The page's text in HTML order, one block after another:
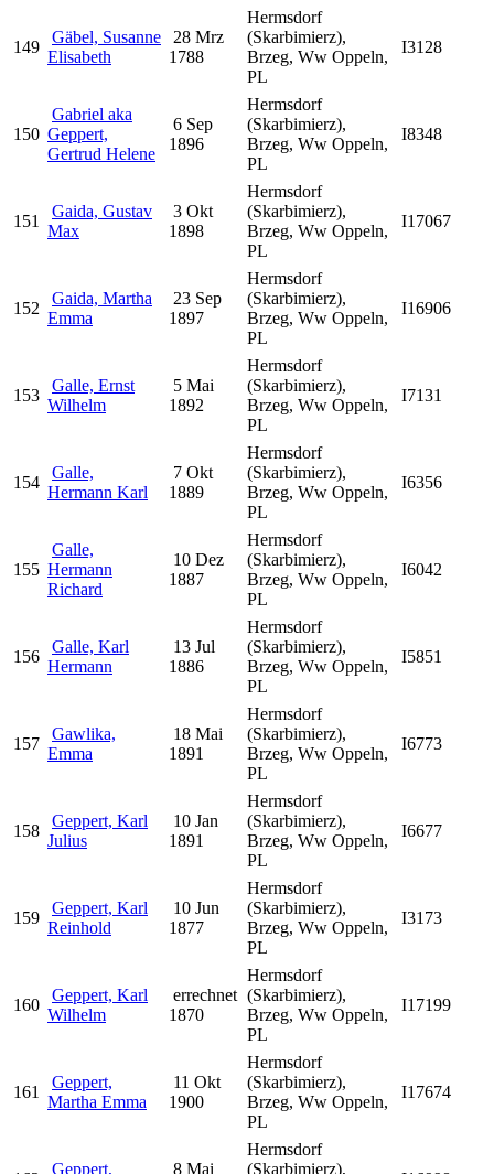
149
Gäbel, Susanne
Elisabeth
28 Mrz
1788
Hermsdorf
(Skarbimierz),
Brzeg, Ww Oppeln,
PL
I3128
150
Gabriel aka
Geppert,
Gertrud Helene
6 Sep
1896
Hermsdorf
(Skarbimierz),
Brzeg, Ww Oppeln,
PL
I8348
151
Gaida, Gustav
Max
3 Okt
1898
Hermsdorf
(Skarbimierz),
Brzeg, Ww Oppeln,
PL
I17067
152
Gaida, Martha
Emma
23 Sep
1897
Hermsdorf
(Skarbimierz),
Brzeg, Ww Oppeln,
PL
I16906
153
Galle, Ernst
Wilhelm
5 Mai
1892
Hermsdorf
(Skarbimierz),
Brzeg, Ww Oppeln,
PL
I7131
154
Galle,
Hermann Karl
7 Okt
1889
Hermsdorf
(Skarbimierz),
Brzeg, Ww Oppeln,
PL
I6356
155
Galle,
Hermann
Richard
10 Dez
1887
Hermsdorf
(Skarbimierz),
Brzeg, Ww Oppeln,
PL
I6042
156
Galle, Karl
Hermann
13 Jul
1886
Hermsdorf
(Skarbimierz),
Brzeg, Ww Oppeln,
PL
I5851
157
Gawlika,
Emma
18 Mai
1891
Hermsdorf
(Skarbimierz),
Brzeg, Ww Oppeln,
PL
I6773
158
Geppert, Karl
Julius
10 Jan
1891
Hermsdorf
(Skarbimierz),
Brzeg, Ww Oppeln,
PL
I6677
159
Geppert, Karl
Reinhold
10 Jun
1877
Hermsdorf
(Skarbimierz),
Brzeg, Ww Oppeln,
PL
I3173
160
Geppert, Karl
Wilhelm
errechnet
1870
Hermsdorf
(Skarbimierz),
Brzeg, Ww Oppeln,
PL
I17199
161
Geppert,
Martha Emma
11 Okt
1900
Hermsdorf
(Skarbimierz),
Brzeg, Ww Oppeln,
PL
I17674
Geppert,
8 Mai
Hermsdorf
(Skarbimierz),